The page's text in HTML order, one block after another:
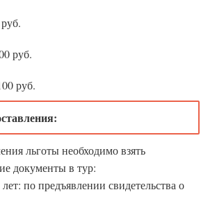
руб.
руб.
льготы необходимо взять
документы в тур:
по предъявлении свидетельства о